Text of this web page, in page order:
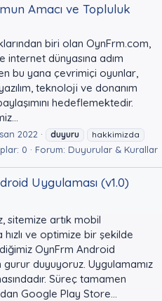
Amacı ve Topluluk
biri olan OynFrm.com,
internet dünyasına adım
bu yana çevrimiçi oyunlar,
teknoloji ve donanım
hedeflemektedir.
2022 duyuru
hakkimizda
0 Forum: Duyurular & Kurallar
Uygulaması (v1.0)
sitemize artık mobil
hızlı ve optimize bir şekilde
OynFrm Android
gurur duyuyoruz. Uygulamamız
Süreç tamamen
Google Play Store...